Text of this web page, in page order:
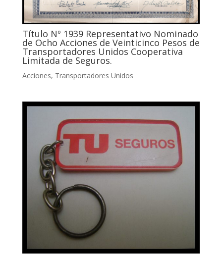
Título Nº 1939 Representativo Nominado
de Ocho Acciones de Veinticinco Pesos de
Transportadores Unidos Cooperativa
Limitada de Seguros.
Acciones, Transportadores Unidos